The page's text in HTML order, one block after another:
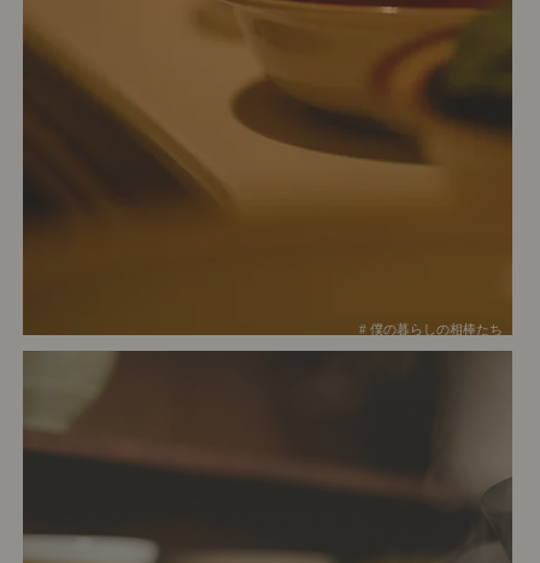
# 僕の暮らしの相棒たち